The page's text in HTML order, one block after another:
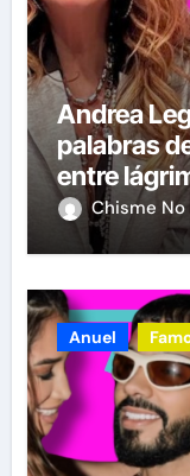
Andrea
palabras
entre
Chisme
Anuel